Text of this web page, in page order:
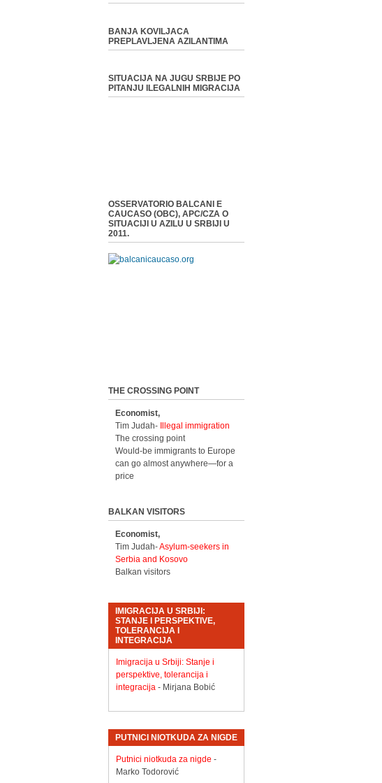
BANJA KOVILJACA
PREPLAVLJENA AZILANTIMA
SITUACIJA NA JUGU SRBIJE PO
PITANJU ILEGALNIH MIGRACIJA
OSSERVATORIO BALCANI E
CAUCASO (OBC), APC/CZA O
SITUACIJI U AZILU U SRBIJI U
2011.
THE CROSSING POINT
Economist,
Tim Judah-
Illegal immigration
The crossing point
Would-be immigrants to Europe
can go almost anywhere—for a
price
BALKAN VISITORS
Economist,
Tim Judah-Asylum-seekers in
Serbia and Kosovo
Balkan visitors
IMIGRACIJA U SRBIJI:
STANJE I PERSPEKTIVE,
TOLERANCIJA I
INTEGRACIJA
Imigracija u Srbiji: Stanje i
perspektive, tolerancija i
integracija- Mirjana Bobić
PUTNICI NIOTKUDA ZA NIGDE
Putnici niotkuda za nigde -
Marko Todorović